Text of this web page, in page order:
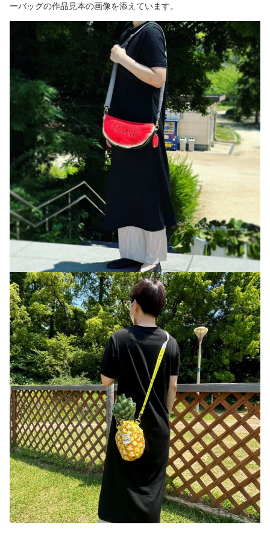
ーバッグの作品見本の画像を添えています。